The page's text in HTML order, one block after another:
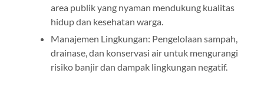
area publik yang nyaman mendukung kualitas
hidup dan kesehatan warga.
Manajemen Lingkungan: Pengelolaan sampah,
drainase, dan konservasi air untuk mengurangi
risiko banjir dan dampak lingkungan negatif.